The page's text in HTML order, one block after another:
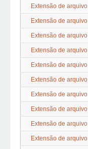
Extensão de arquivo
Extensão de arquivo
Extensão de arquivo
Extensão de arquivo
Extensão de arquivo
Extensão de arquivo
Extensão de arquivo
Extensão de arquivo
Extensão de arquivo
Extensão de arquivo